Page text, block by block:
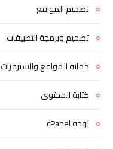
تصميم المواقع
تصميم وبرمجة التطبيقات
حماية المواقع والسيرفرات
كتابة المحتوى
لوحه cPanel